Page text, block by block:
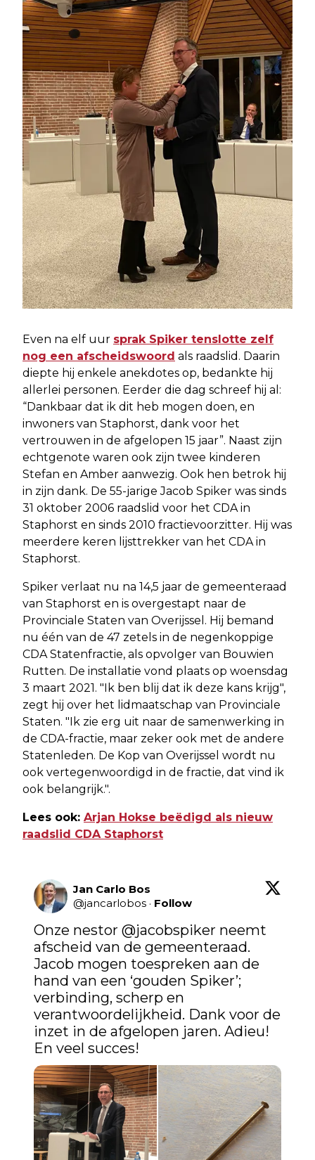
Even na elf uur sprak Spiker tenslotte zelf
nog een afscheidswoord als raadslid. Daarin
diepte hij enkele anekdotes op, bedankte hij
allerlei personen. Eerder die dag schreef hij al:
“Dankbaar dat ik dit heb mogen doen, en
inwoners van Staphorst, dank voor het
vertrouwen in de afgelopen 15 jaar”. Naast zijn
echtgenote waren ook zijn twee kinderen
Stefan en Amber aanwezig. Ook hen betrok hij
in zijn dank. De 55-jarige Jacob Spiker was sinds
31 oktober 2006 raadslid voor het CDA in
Staphorst en sinds 2010 fractievoorzitter. Hij was
meerdere keren lijsttrekker van het CDA in
Staphorst.
Spiker verlaat nu na 14,5 jaar de gemeenteraad
van Staphorst en is overgestapt naar de
Provinciale Staten van Overijssel. Hij bemand
nu één van de 47 zetels in de negenkoppige
CDA Statenfractie, als opvolger van Bouwien
Rutten. De installatie vond plaats op woensdag
3 maart 2021. "Ik ben blij dat ik deze kans krijg",
zegt hij over het lidmaatschap van Provinciale
Staten. "Ik zie erg uit naar de samenwerking in
de CDA-fractie, maar zeker ook met de andere
Statenleden. De Kop van Overijssel wordt nu
ook vertegenwoordigd in de fractie, dat vind ik
ook belangrijk.".
Lees ook: Arjan Hokse beëdigd als nieuw
raadslid CDA Staphorst
Jan Carlo Bos
@jancarlobos · Follow
Onze nestor @jacobspiker neemt
afscheid van de gemeenteraad.
Jacob mogen toespreken aan de
hand van een ‘gouden Spiker’;
verbinding, scherp en
verantwoordelijkheid. Dank voor de
inzet in de afgelopen jaren. Adieu!
En veel succes!